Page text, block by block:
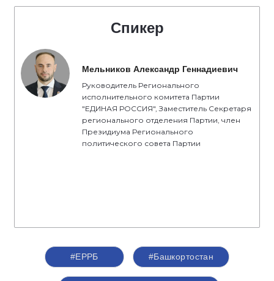
Спикер
Мельников Александр Геннадиевич
Руководитель Регионального
исполнительного комитета Партии
"ЕДИНАЯ РОССИЯ", Заместитель Секретаря
регионального отделения Партии, член
Президиума Регионального
политического совета Партии
#ЕРРБ #Башкортостан